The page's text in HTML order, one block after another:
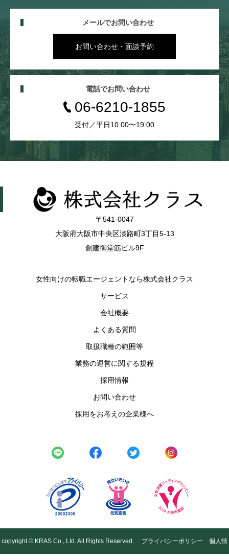
メールでお問い合わせ
お問い合わせ・面談予約
電話でお問い合わせ
06-6210-1855
受付／平日10:00〜19:00
〒541-0047
大阪府大阪市中央区淡路町3丁目5-13
創建御堂筋ビル9F
女性向けの転職エージェントなら株式会社クラス
サービス
会社概要
よくある質問
取扱職種の範囲等
業務の運営に関する規程
採用情報
お問い合わせ
採用をお考えの企業様へ
copyright © KRAS Co., Ltd. All Rights Reserved. プライバシーポリシー 個人情